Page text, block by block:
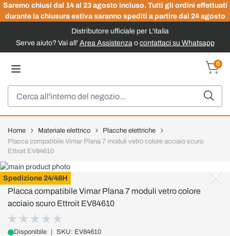
Saremo chiusi dal 14 al 23 agosto incluso. Tutti gli ordini effettuati
durante la chiusura estiva saranno spediti a partire dal 24 agosto
Distributore ufficiale per L'italia
Serve aiuto? Vai all' Area Assistenzao contattaci su Whatsapp
0
Home Materiale elettrico
Placche elettriche
Placca compatibile Vimar Plana 7 moduli vetro colore acciaio scuro
Ettroit EV84610
Spedizione 24/48H
ETTROIT
Placca compatibile Vimar Plana 7 moduli vetro colore
acciaio scuro Ettroit EV84610
Disponibile SKU: EV84610